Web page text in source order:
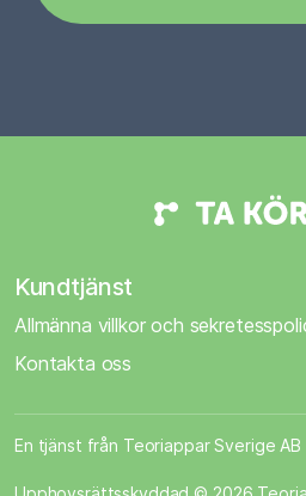
Kundtjänst
Allmänna villkor och
Kontakta oss
En tjänst från Teoriappar Sverige AB